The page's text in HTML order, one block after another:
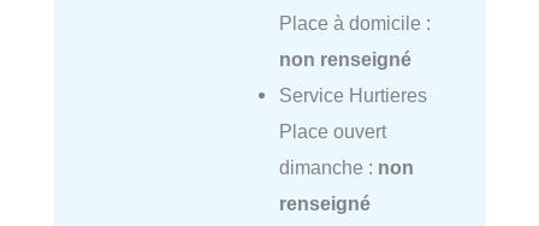
Place à domicile :
non renseigné
Service Hurtieres
Place ouvert
dimanche : non
renseigné